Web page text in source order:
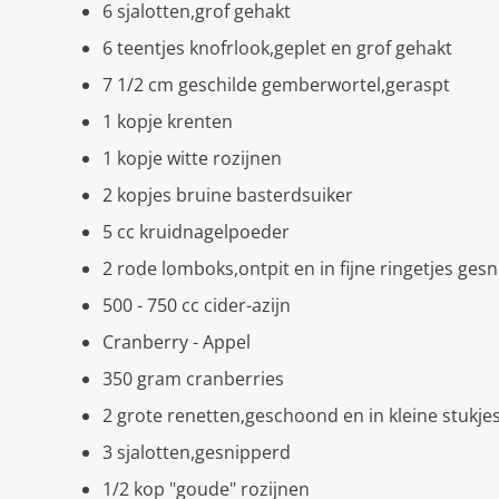
6 sjalotten,grof gehakt
6 teentjes knofrlook,geplet en grof gehakt
7 1/2 cm geschilde gemberwortel,geraspt
1 kopje krenten
1 kopje witte rozijnen
2 kopjes bruine basterdsuiker
5 cc kruidnagelpoeder
2 rode lomboks,ontpit en in fijne ringetjes
500 - 750 cc cider-azijn
Cranberry - Appel
350 gram cranberries
2 grote renetten,geschoond en in kleine stukjes
3 sjalotten,gesnipperd
1/2 kop "goude" rozijnen